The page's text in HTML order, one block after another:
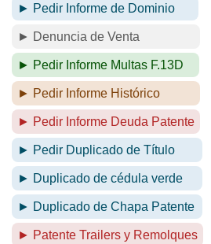
► Pedir Informe de Dominio
► Denuncia de Venta
► Pedir Informe Multas F.13D
► Pedir Informe Histórico
► Pedir Informe Deuda Patente
► Pedir Duplicado de Título
► Duplicado de cédula verde
► Duplicado de Chapa Patente
► Patente Trailers y Remolques